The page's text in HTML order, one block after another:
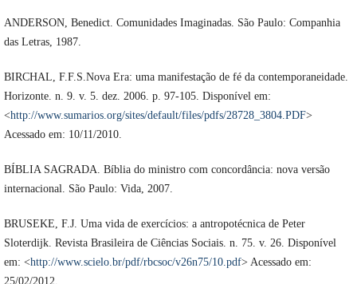
ANDERSON, Benedict. Comunidades Imaginadas. São Paulo: Companhia
das Letras, 1987.
BIRCHAL, F.F.S.Nova Era: uma manifestação de fé da contemporaneidade.
Horizonte. n. 9. v. 5. dez. 2006. p. 97-105. Disponível em:
<http://www.sumarios.org/sites/default/files/pdfs/28728_3804.PDF>
Acessado em: 10/11/2010.
BÍBLIA SAGRADA. Bíblia do ministro com concordância: nova versão
internacional. São Paulo: Vida, 2007.
BRUSEKE, F.J. Uma vida de exercícios: a antropotécnica de Peter
Sloterdijk. Revista Brasileira de Ciências Sociais. n. 75. v. 26. Disponível
em: <http://www.scielo.br/pdf/rbcsoc/v26n75/10.pdf> Acessado em:
25/02/2012.